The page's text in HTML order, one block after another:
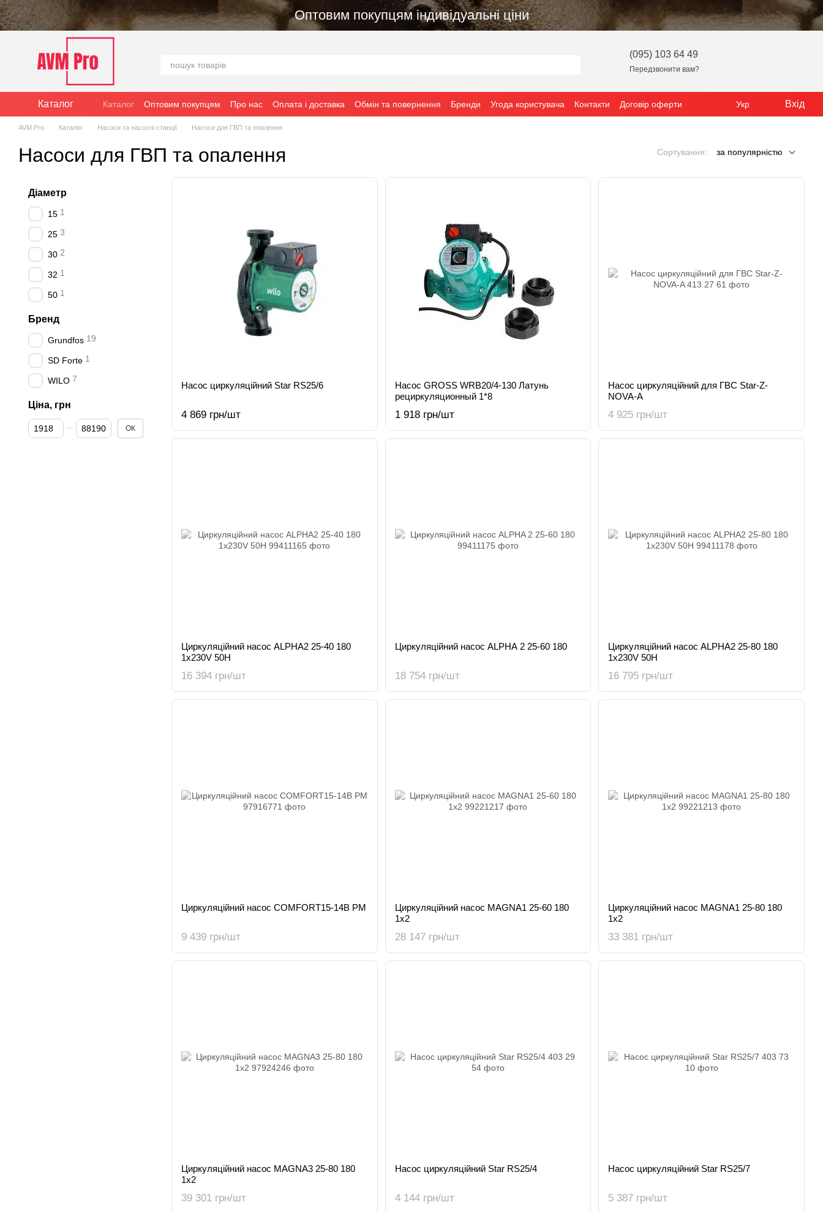
Перейти до основного контенту Оптовим покупцям індивідуальні ціни
(095) 103 64 49
Передзвонити вам?
Каталог Каталог Оптовим покупцям Про нас Оплата і доставка Обмін та повернення Бренди Угода користувача Контакти Договір оферти Укр Вхід
AVM Pro Каталог Насоси та насосні станції Насоси для ГВП та опалення
Насоси для ГВП та опалення Сортування: за популярністю
Насос циркуляційний Star RS25/6
4 869 грн/шт
Насос GROSS WRB20/4-130 Латунь
рециркуляционный 1*8
1 918 грн/шт
Насос циркуляційний для ГВС Star-Z-
NOVA-A
4 925 грн/шт
Циркуляційний насос ALPHA2 25-40 180
1x230V 50H
16 394 грн/шт
Циркуляційний насос ALPHA 2 25-60 180
18 754 грн/шт
Циркуляційний насос ALPHA2 25-80 180
1x230V 50H
16 795 грн/шт
Циркуляційний насос COMFORT15-14B PM
9 439 грн/шт
Циркуляційний насос MAGNA1 25-60 180
1x2
28 147 грн/шт
Циркуляційний насос MAGNA1 25-80 180
1x2
33 381 грн/шт
Циркуляційний насос MAGNA3 25-80 180
1x2
39 301 грн/шт
Насос циркуляційний Star RS25/4
4 144 грн/шт
Насос циркуляційний Star RS25/7
5 387 грн/шт
Діаметр
15 1
25 3
30 2
32 1
50 1
Бренд
Grundfos 19
SD Forte 1
WILO 7
Ціна, грн
Від Ціна, грн
До Ціна, грн ОК